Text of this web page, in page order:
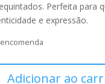
Perfeita para
e expressão.
Adicionar ao